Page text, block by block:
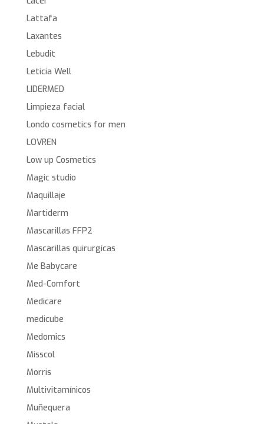
Lattafa
Laxantes
Lebudit
Leticia Well
LIDERMED
Limpieza facial
Londo cosmetics for men
LOVREN
Low up Cosmetics
Magic studio
Maquillaje
Martiderm
Mascarillas FFP2
Mascarillas quirurgícas
Me Babycare
Med-Comfort
Medicare
medicube
Medomics
Misscol
Morris
Multivitamínicos
Muñequera